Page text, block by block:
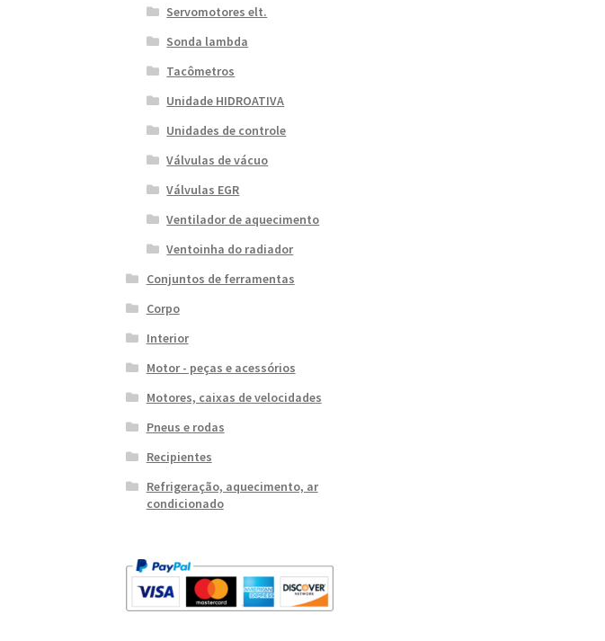
Servomotores elt.
Sonda lambda
Tacômetros
Unidade HIDROATIVA
Unidades de controle
Válvulas de vácuo
Válvulas EGR
Ventilador de aquecimento
Ventoinha do radiador
Conjuntos de ferramentas
Corpo
Interior
Motor - peças e acessórios
Motores, caixas de velocidades
Pneus e rodas
Recipientes
Refrigeração, aquecimento, ar
condicionado